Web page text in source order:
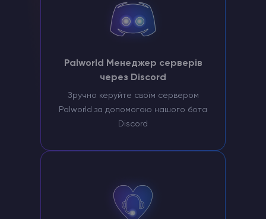
Palworld Менеджер серверів
через Discord
Зручно керуйте своїм сервером
Palworld за допомогою нашого бота
Discord